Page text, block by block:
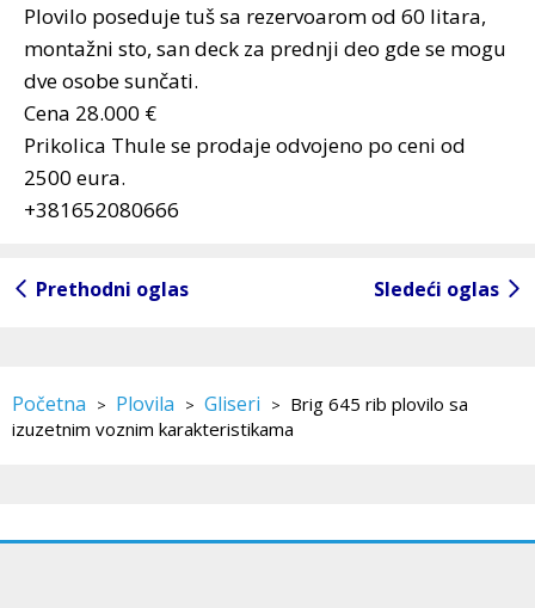
Plovilo poseduje tuš sa rezervoarom od 60 litara,
montažni sto, san deck za prednji deo gde se mogu
dve osobe sunčati.
Cena 28.000 €
Prikolica Thule se prodaje odvojeno po ceni od
2500 eura.
+381652080666
Prethodni oglas Sledeći oglas
Početna > Plovila > Gliseri > Brig 645 rib plovilo sa
izuzetnim voznim karakteristikama